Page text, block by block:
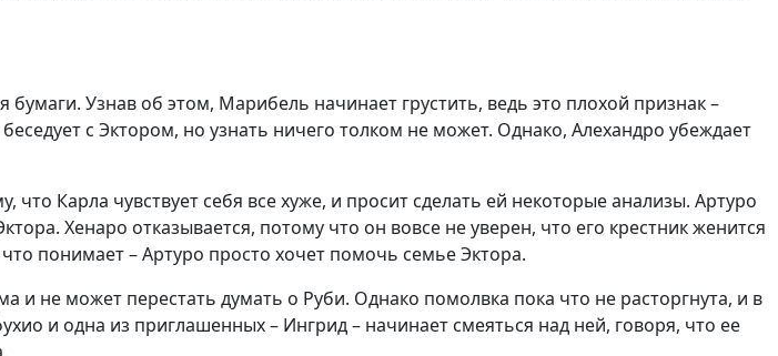
Узнав об этом, Марибель начинает грустить, ведь это плохой признак –
с Эктором, но узнать ничего толком не может. Однако, Алехандро убеждает
Карла чувствует себя все хуже, и просит сделать ей некоторые анализы. Артуро
Хенаро отказывается, потому что он вовсе не уверен, что его крестник женится
понимает – Артуро просто хочет помочь семье Эктора.
и не может перестать думать о Руби. Однако помолвка пока что не расторгнута, и в
и одна из приглашенных – Ингрид – начинает смеяться над ней, говоря, что ее